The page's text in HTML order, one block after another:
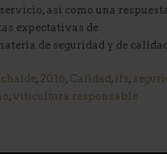
así como una
expectativas de
de seguridad y de
, 2016, Calidad, ifs,
, viticultura responsable